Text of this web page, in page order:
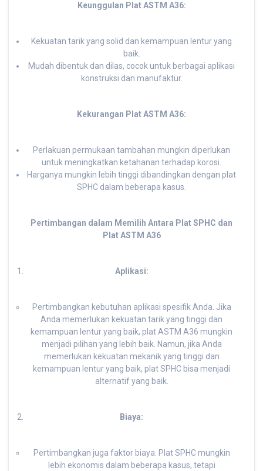
Keunggulan Plat ASTM A36:
Kekuatan tarik yang solid dan kemampuan lentur yang
baik.
Mudah dibentuk dan dilas, cocok untuk berbagai aplikasi
konstruksi dan manufaktur.
Kekurangan Plat ASTM A36:
Perlakuan permukaan tambahan mungkin diperlukan
untuk meningkatkan ketahanan terhadap korosi.
Harganya mungkin lebih tinggi dibandingkan dengan plat
SPHC dalam beberapa kasus.
Pertimbangan dalam Memilih Antara Plat SPHC dan
Plat ASTM A36
Aplikasi:
Pertimbangkan kebutuhan aplikasi spesifik Anda. Jika
Anda memerlukan kekuatan tarik yang tinggi dan
kemampuan lentur yang baik, plat ASTM A36 mungkin
menjadi pilihan yang lebih baik. Namun, jika Anda
memerlukan kekuatan mekanik yang tinggi dan
kemampuan lentur yang baik, plat SPHC bisa menjadi
alternatif yang baik.
Biaya:
Pertimbangkan juga faktor biaya. Plat SPHC mungkin
lebih ekonomis dalam beberapa kasus, tetapi